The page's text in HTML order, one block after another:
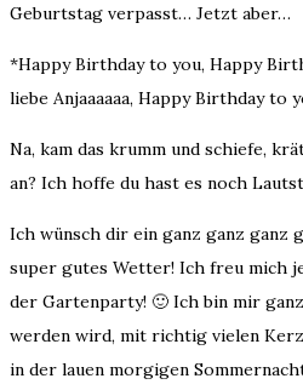
Geburtstag verpasst… Jetzt aber…
*Happy Birthday to you, Happy
liebe Anjaaaaaa, Happy Birthday to
Na, kam das krumm und schiefe,
an? Ich hoffe du hast es noch
Ich wünsch dir ein ganz ganz ganz
super gutes Wetter! Ich freu mich
der Gartenparty! 🙂 Ich bin mir
werden wird, mit richtig vielen
in der lauen morgigen